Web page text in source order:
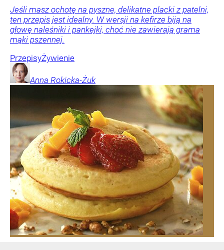
Jeśli masz ochotę na pyszne, delikatne placki z patelni,
ten przepis jest idealny. W wersji na kefirze biją na
głowę naleśniki i pankejki, choć nie zawierają grama
mąki pszennej.
PrzepisyŻywienie
Anna Rokicka-Żuk